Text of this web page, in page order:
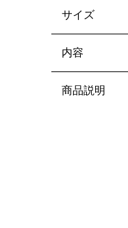
サイズ
内容
商品説明